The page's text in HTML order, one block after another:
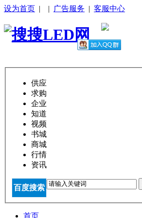
设为首页 | | 广告服务 | 客服中心
供应
求购
企业
知道
视频
书城
商城
行情
资讯
百度搜索
首页